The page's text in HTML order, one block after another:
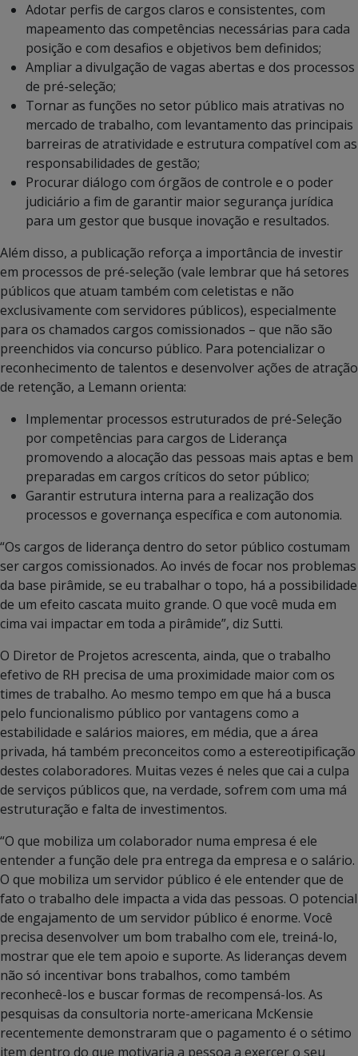
Adotar perfis de cargos claros e consistentes, com
mapeamento das competências necessárias para cada
posição e com desafios e objetivos bem definidos;
Ampliar a divulgação de vagas abertas e dos processos
de pré-seleção;
Tornar as funções no setor público mais atrativas no
mercado de trabalho, com levantamento das principais
barreiras de atratividade e estrutura compatível com as
responsabilidades de gestão;
Procurar diálogo com órgãos de controle e o poder
judiciário a fim de garantir maior segurança jurídica
para um gestor que busque inovação e resultados.
Além disso, a publicação reforça a importância de investir
em processos de pré-seleção (vale lembrar que há setores
públicos que atuam também com celetistas e não
exclusivamente com servidores públicos), especialmente
para os chamados cargos comissionados – que não são
preenchidos via concurso público. Para potencializar o
reconhecimento de talentos e desenvolver ações de atração
de retenção, a Lemann orienta:
Implementar processos estruturados de pré-Seleção
por competências para cargos de Liderança
promovendo a alocação das pessoas mais aptas e bem
preparadas em cargos críticos do setor público;
Garantir estrutura interna para a realização dos
processos e governança específica e com autonomia.
“Os cargos de liderança dentro do setor público costumam
ser cargos comissionados. Ao invés de focar nos problemas
da base pirâmide, se eu trabalhar o topo, há a possibilidade
de um efeito cascata muito grande. O que você muda em
cima vai impactar em toda a pirâmide”, diz Sutti.
O Diretor de Projetos acrescenta, ainda, que o trabalho
efetivo de RH precisa de uma proximidade maior com os
times de trabalho. Ao mesmo tempo em que há a busca
pelo funcionalismo público por vantagens como a
estabilidade e salários maiores, em média, que a área
privada, há também preconceitos como a estereotipificação
destes colaboradores. Muitas vezes é neles que cai a culpa
de serviços públicos que, na verdade, sofrem com uma má
estruturação e falta de investimentos.
“O que mobiliza um colaborador numa empresa é ele
entender a função dele pra entrega da empresa e o salário.
O que mobiliza um servidor público é ele entender que de
fato o trabalho dele impacta a vida das pessoas. O potencial
de engajamento de um servidor público é enorme. Você
precisa desenvolver um bom trabalho com ele, treiná-lo,
mostrar que ele tem apoio e suporte. As lideranças devem
não só incentivar bons trabalhos, como também
reconhecê-los e buscar formas de recompensá-los. As
pesquisas da consultoria norte-americana McKensie
recentemente demonstraram que o pagamento é o sétimo
item dentro do que motivaria a pessoa a exercer o seu